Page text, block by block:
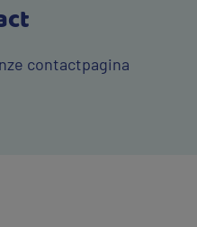
contactpagina